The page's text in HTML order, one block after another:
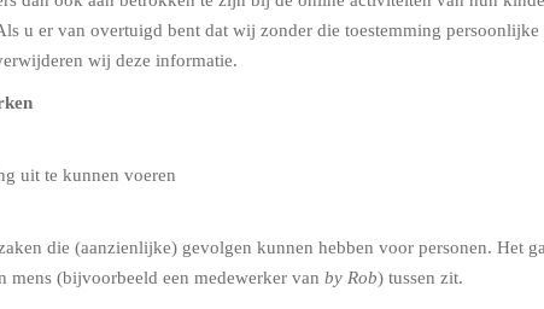
u er van overtuigd bent dat wij zonder die toestemming persoonlijke
wij deze informatie.
uit te kunnen voeren
die (aanzienlijke) gevolgen kunnen hebben voor personen. Het
mens (bijvoorbeeld een medewerker van by Rob) tussen zit.